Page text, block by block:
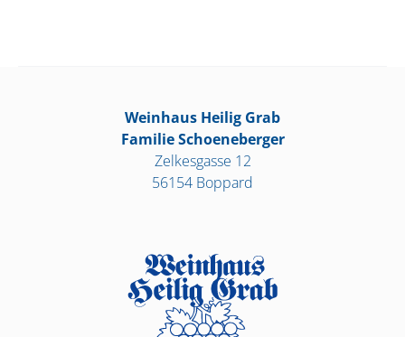
Weinhaus Heilig Grab
Familie Schoeneberger
Zelkesgasse 12
56154 Boppard